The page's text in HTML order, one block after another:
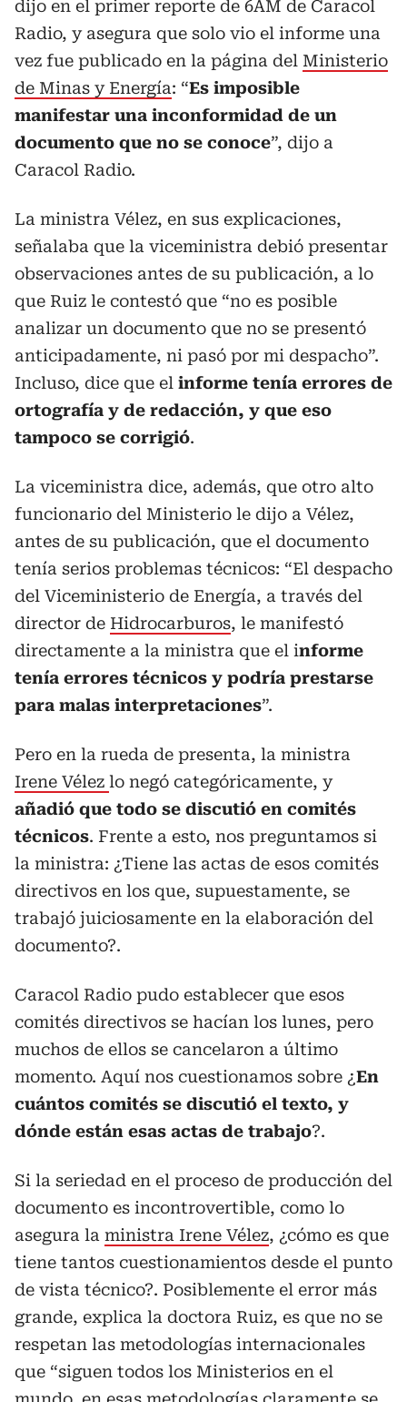
dijo en el primer reporte de 6AM de Caracol
Radio, y asegura que solo vio el informe una
vez fue publicado en la página del Ministerio
de Minas y Energía: “Es imposible
manifestar una inconformidad de un
documento que no se conoce”, dijo a
Caracol Radio.
La ministra Vélez, en sus explicaciones,
señalaba que la viceministra debió presentar
observaciones antes de su publicación, a lo
que Ruiz le contestó que “no es posible
analizar un documento que no se presentó
anticipadamente, ni pasó por mi despacho”.
Incluso, dice que el informe tenía errores de
ortografía y de redacción, y que eso
tampoco se corrigió.
La viceministra dice, además, que otro alto
funcionario del Ministerio le dijo a Vélez,
antes de su publicación, que el documento
tenía serios problemas técnicos: “El despacho
del Viceministerio de Energía, a través del
director de Hidrocarburos, le manifestó
directamente a la ministra que el informe
tenía errores técnicos y podría prestarse
para malas interpretaciones”.
Pero en la rueda de presenta, la ministra
Irene Vélez lo negó categóricamente, y
añadió que todo se discutió en comités
técnicos. Frente a esto, nos preguntamos si
la ministra: ¿Tiene las actas de esos comités
directivos en los que, supuestamente, se
trabajó juiciosamente en la elaboración del
documento?.
Caracol Radio pudo establecer que esos
comités directivos se hacían los lunes, pero
muchos de ellos se cancelaron a último
momento. Aquí nos cuestionamos sobre ¿En
cuántos comités se discutió el texto, y
dónde están esas actas de trabajo?.
Si la seriedad en el proceso de producción del
documento es incontrovertible, como lo
asegura la ministra Irene Vélez, ¿cómo es que
tiene tantos cuestionamientos desde el punto
de vista técnico?. Posiblemente el error más
grande, explica la doctora Ruiz, es que no se
respetan las metodologías internacionales
que “siguen todos los Ministerios en el